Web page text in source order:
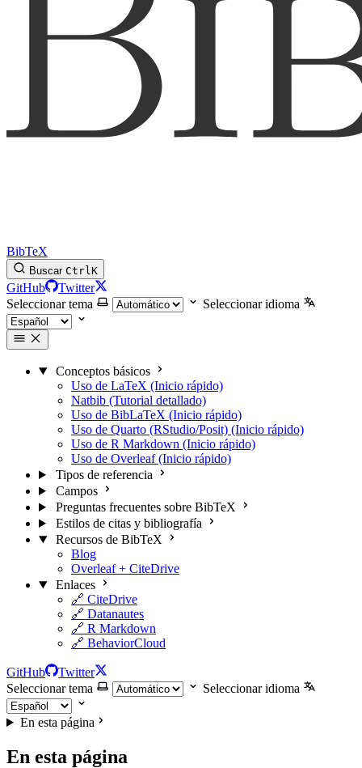
BibTeX
Buscar CtrlK
GitHub
Twitter
Seleccionar tema
Seleccionar idioma
Conceptos básicos
Uso de LaTeX (Inicio rápido)
Natbib (Tutorial detallado)
Uso de BibLaTeX (Inicio rápido)
Uso de Quarto (RStudio/Posit) (Inicio rápido)
Uso de R Markdown (Inicio rápido)
Uso de Overleaf (Inicio rápido)
Tipos de referencia
Campos
Preguntas frecuentes sobre BibTeX
Estilos de citas y bibliografía
Recursos de BibTeX
Blog
Overleaf + CiteDrive
Enlaces
🔗 CiteDrive
🔗 Datanautes
🔗 R Markdown
🔗 BehaviorCloud
GitHub
Twitter
Seleccionar tema
Seleccionar idioma
En esta página
En esta página